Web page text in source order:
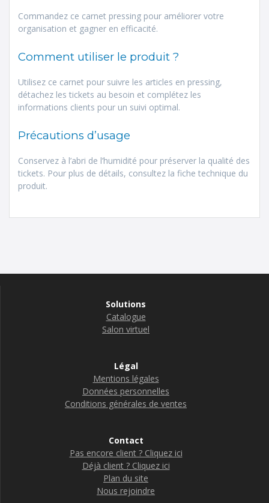
Commandez ce carnet pressing pour améliorer votre
organisation et gagner en efficacité.
Comment utiliser le produit ?
Utilisez ce carnet pour suivre les articles en pressing,
détachez les tickets au besoin et complétez les
informations clients pour un suivi optimal.
Précautions d’usage
Conservez à l’abri de l’humidité pour préserver la qualité des
tickets. Pour plus de détails, consultez la fiche technique du
produit.
Solutions
Catalogue
Salon virtuel
Légal
Mentions légales
Données personnelles
Conditions générales de ventes
Contact
Pas encore client ? Cliquez ici
Déjà client ? Cliquez ici
Plan du site
Nous rejoindre